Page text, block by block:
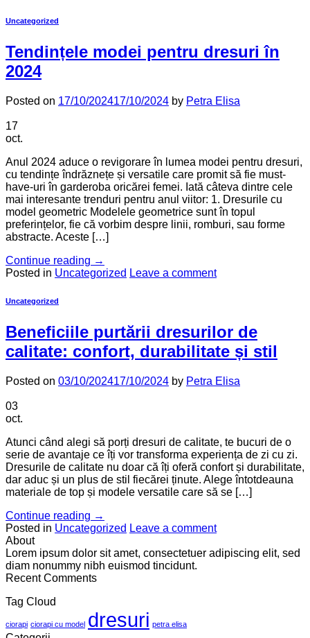
Uncategorized
Tendințele modei pentru dresuri în
2024
Posted on 17/10/202417/10/2024 by Petra Elisa
17
oct.
Anul 2024 aduce o revigorare în lumea modei pentru dresuri,
cu tendințe îndrăznețe și versatile care promit să fie must-
have-uri în garderoba oricărei femei. Iată câteva dintre cele
mai interesante trenduri pentru anul viitor: 1. Dresurile cu
model geometric Modelele geometrice sunt în topul
preferințelor, fie că vorbim despre linii, romburi, sau forme
abstracte. Aceste […]
Continue reading →
Posted in Uncategorized Leave a comment
Uncategorized
Beneficiile purtării dresurilor de
calitate: confort, durabilitate și stil
Posted on 03/10/202417/10/2024 by Petra Elisa
03
oct.
Atunci când alegi să porți dresuri de calitate, te bucuri de o
serie de avantaje ce îți vor transforma experiența de zi cu zi.
Dresurile de calitate nu doar că îți oferă confort și durabilitate,
dar aduc și un plus de stil fiecărei ținute. Alege întotdeauna
materiale de top și modele versatile care să se […]
Continue reading →
Posted in Uncategorized Leave a comment
About
Lorem ipsum dolor sit amet, consectetuer adipiscing elit, sed
diam nonummy nibh euismod tincidunt.
Recent Comments
Tag Cloud
ciorapi ciorapi cu model dresuri petra elisa